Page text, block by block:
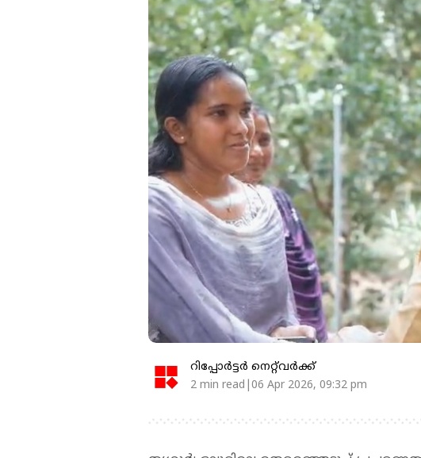
റിപ്പോർട്ടർ നെറ്റ്‌വര്‍ക്ക്‌
2 min read|06 Apr 2026, 09:32 pm